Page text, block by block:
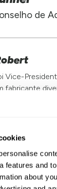
features and
about
de
Vice-
fabricante
avançada, de
Antes
North
na Illinois
gestão de